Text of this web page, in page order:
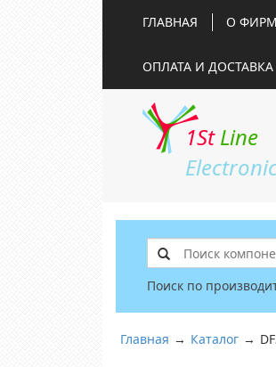
ГЛАВНАЯ О
ОПЛАТА И ДОСТАВКА
1St Line
Поиск по
Главная → Каталог →